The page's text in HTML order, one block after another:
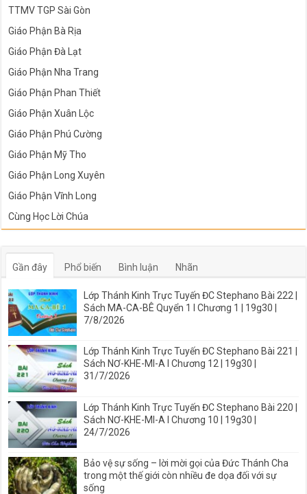
TTMV TGP Sài Gòn
Giáo Phận Bà Rịa
Giáo Phận Đà Lạt
Giáo Phận Nha Trang
Giáo Phận Phan Thiết
Giáo Phận Xuân Lộc
Giáo Phận Phú Cường
Giáo Phận Mỹ Tho
Giáo Phận Long Xuyên
Giáo Phận Vĩnh Long
Cùng Học Lời Chúa
Gần đây Phổ biến Bình luận Nhãn
Lớp Thánh Kinh Trực Tuyến ĐC Stephano Bài 222 |
Sách MA-CA-BÊ Quyển 1 I Chương 1 | 19g30 |
7/8/2026
Lớp Thánh Kinh Trực Tuyến ĐC Stephano Bài 221 |
Sách NƠ-KHE-MI-A I Chương 12 | 19g30 |
31/7/2026
Lớp Thánh Kinh Trực Tuyến ĐC Stephano Bài 220 |
Sách NƠ-KHE-MI-A I Chương 10 | 19g30 |
24/7/2026
Bảo vệ sự sống – lời mời gọi của Đức Thánh Cha
trong một thế giới còn nhiều đe dọa đối với sự
sống